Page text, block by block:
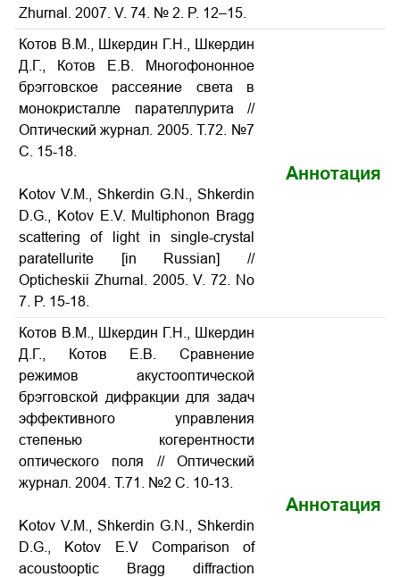
Zhurnal. 2007. V. 74. № 2. P. 12–15.
Котов В.М., Шкердин Г.Н., Шкердин
Д.Г., Котов Е.В. Многофононное
брэгговское рассеяние света в
монокристалле парателлурита //
Оптический журнал. 2005. Т.72. №7
С. 15-18.
Kotov V.M., Shkerdin G.N., Shkerdin
D.G., Kotov E.V. Multiphonon Bragg
scattering of light in single-crystal
paratellurite
[in Russian] //
Opticheskii Zhurnal. 2005. V. 72. No
7. P. 15-18.
Аннотация
Котов В.М., Шкердин Г.Н., Шкердин
Д.Г., Котов Е.В. Сравнение
режимов акустооптической
брэгговской дифракции для задач
эффективного управления
степенью когерентности
оптического поля // Оптический
журнал. 2004. Т.71. №2 С. 10-13.
Kotov V.M., Shkerdin G.N., Shkerdin
D.G., Kotov E.V Comparison of
acoustooptic Bragg diffraction
Аннотация